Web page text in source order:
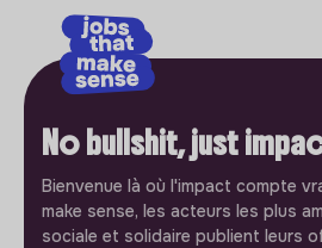
No bullshit, just
Bienvenue là où l'impact compte
make sense, les acteurs les plus
sociale et solidaire publient leurs